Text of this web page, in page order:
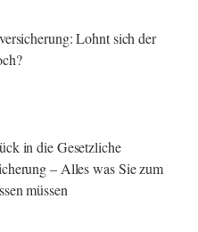
Lohnt sich der
in die Gesetzliche
– Alles was Sie zum
müssen